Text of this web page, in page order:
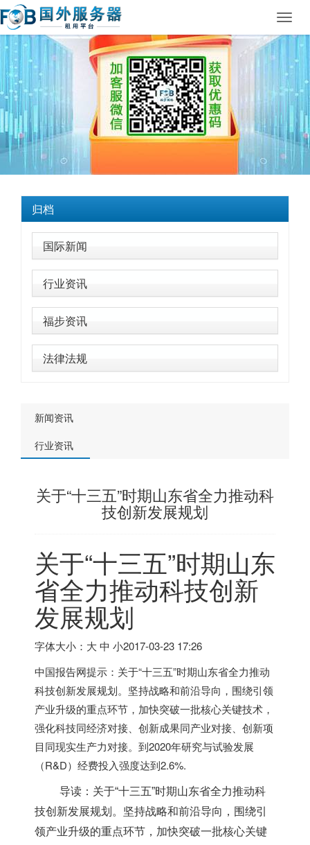
归档
国际新闻
行业资讯
福步资讯
法律法规
新闻资讯
行业资讯
关于“十三五”时期山东省全力推动科
技创新发展规划
关于“十三五”时期山东
省全力推动科技创新
发展规划
字体大小：大 中 小2017-03-23 17:26
中国报告网提示：关于“十三五”时期山东省全力推动
科技创新发展规划。坚持战略和前沿导向，围绕引领
产业升级的重点环节，加快突破一批核心关键技术，
强化科技同经济对接、创新成果同产业对接、创新项
目同现实生产力对接。到2020年研究与试验发展
（R&D）经费投入强度达到2.6%.
导读：关于“十三五”时期山东省全力推动科
技创新发展规划。坚持战略和前沿导向，围绕引
领产业升级的重点环节，加快突破一批核心关键